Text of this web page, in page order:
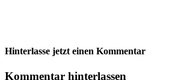
Hinterlasse jetzt einen Kommentar
Kommentar hinterlassen